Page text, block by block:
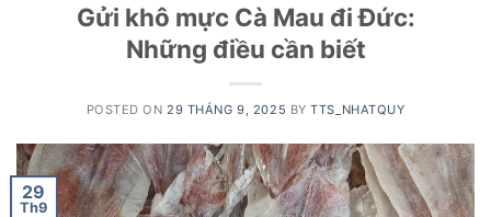
Gửi khô mực Cà Mau đi Đức:
Những điều cần biết
POSTED ON 29 THÁNG 9, 2025 BYTTS_NHATQUY
29
Th9